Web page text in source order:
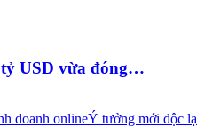
USD vừa đóng…
doanh onlineÝ tưởng mới độc lạ